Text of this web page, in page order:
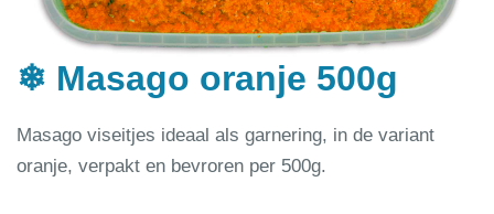
❄ Masago oranje 500g
Masago viseitjes ideaal als garnering, in de variant
oranje, verpakt en bevroren per 500g.